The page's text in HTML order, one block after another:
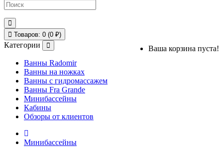
Товаров: 0 (0 ₽)
Ваша корзина пуста!
Категории
Ванны Radomir
Ванны на ножках
Ванны с гидромассажем
Ванны Fra Grande
Минибассейны
Кабины
Обзоры от клиентов
Минибассейны